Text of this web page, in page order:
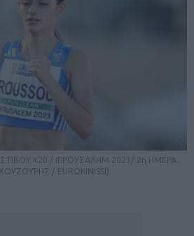
Κ20 / ΙΕΡΟΥΣΑΛΗΜ 2023/ 2η ΗΜΕΡΑ.
/ EUROKINISSI)